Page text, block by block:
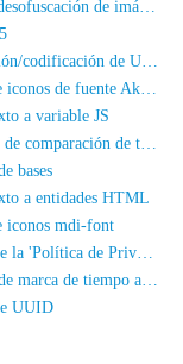
Ofuscación/desofuscación de imágenes
Decodificación/codificación de URL en línea
biblioteca de iconos de fuente Akar-Icons
a variable JS
Herramienta de comparación de texto en línea
bases
a entidades HTML
iconos mdi-font
Generador de la 'Política de Privacidad' de una App
Conversión de marca de tiempo a fecha/hora
UUID